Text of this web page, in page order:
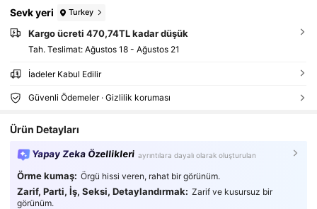
Sevk yeri Turkey
Kargo ücreti 470,74TL kadar düşük
Tah. Teslimat: Ağustos 18 - Ağustos 21
İadeler Kabul Edilir
Güvenli Ödemeler · Gizlilik koruması
Ürün Detayları
Yapay Zeka Özellikleri ayrıntılara dayalı olarak oluşturulan
Örme kumaş: Örgü hissi veren, rahat bir görünüm.
Zarif, Parti, İş, Seksi, Detaylandırmak: Zarif ve kusursuz bir
görünüm.